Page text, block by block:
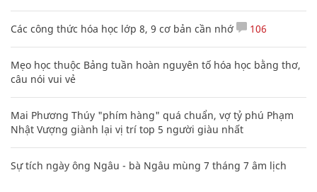
Các công thức hóa học lớp 8, 9 cơ bản cần nhớ 106
Mẹo học thuộc Bảng tuần hoàn nguyên tố hóa học bằng thơ,
câu nói vui vẻ
Mai Phương Thúy "phím hàng" quá chuẩn, vợ tỷ phú Phạm
Nhật Vượng giành lại vị trí top 5 người giàu nhất
Sự tích ngày ông Ngâu - bà Ngâu mùng 7 tháng 7 âm lịch